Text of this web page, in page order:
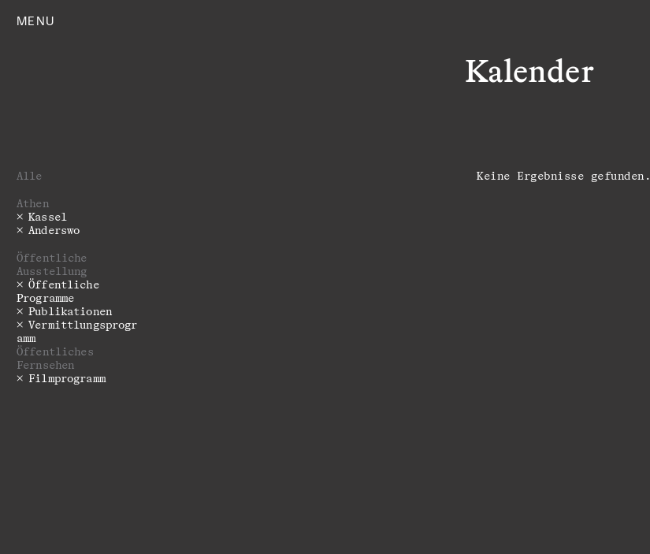
MENU
Kalender
Alle
Athen
Kassel
Anderswo
Öffentliche
Ausstellung
­­­Öffentliche
Programme
Publikationen
Vermittlungsprogr
amm
Öffentliches
Fernsehen
Filmprogramm
Keine Ergebnisse gefunden.